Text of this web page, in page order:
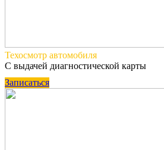
Техосмотр автомобиля
С выдачей диагностической карты
Записаться